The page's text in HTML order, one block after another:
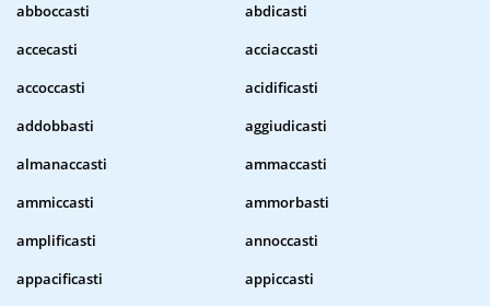
abboccasti
abdicasti
accecasti
acciaccasti
accoccasti
acidificasti
addobbasti
aggiudicasti
almanaccasti
ammaccasti
ammiccasti
ammorbasti
amplificasti
annoccasti
appacificasti
appiccasti